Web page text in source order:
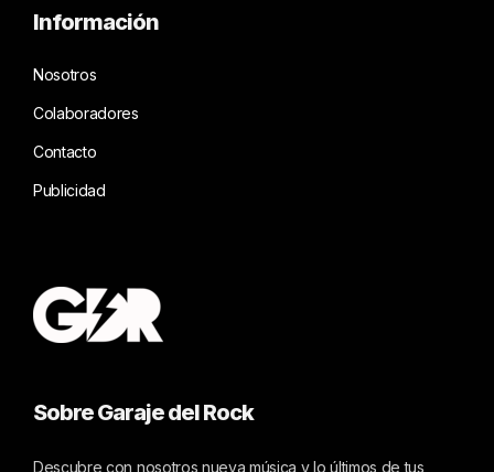
Información
Nosotros
Colaboradores
Contacto
Publicidad
Sobre Garaje del Rock
Descubre con nosotros nueva música y lo últimos de tus